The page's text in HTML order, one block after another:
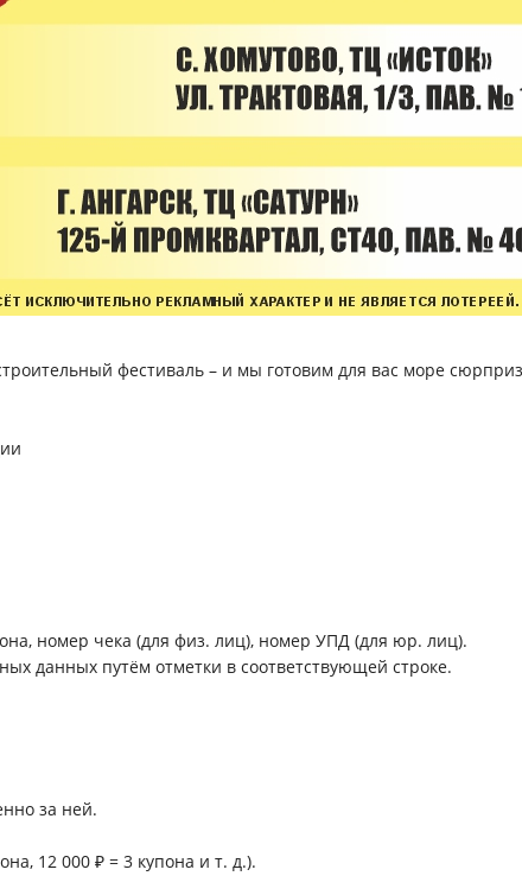
фестиваль – и мы готовим для вас море
номер чека (для физ. лиц), номер УПД (для юр. лиц).
данных путём отметки в соответствующей строке.
за ней.
12 000 ₽ = 3 купона и т. д.).